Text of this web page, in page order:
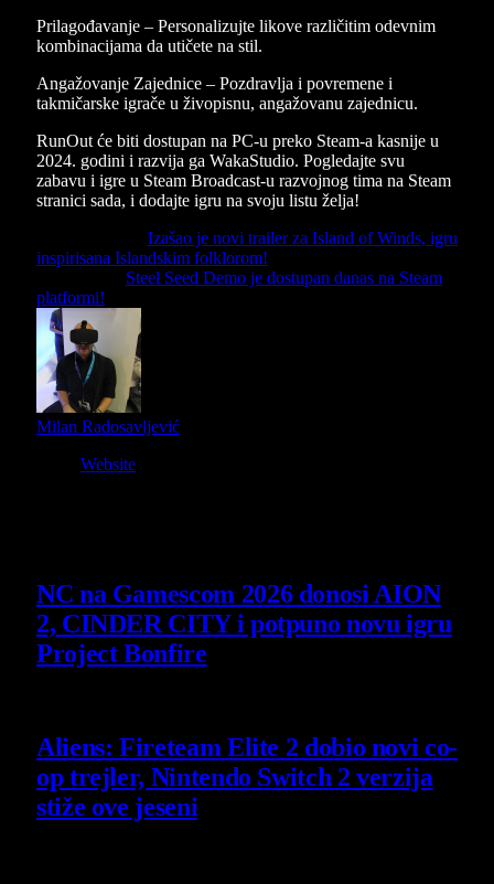
Prilagođavanje – Personalizujte likove različitim odevnim
kombinacijama da utičete na stil.
Angažovanje Zajednice – Pozdravlja i povremene i
takmičarske igrače u živopisnu, angažovanu zajednicu.
RunOut će biti dostupan na PC-u preko Steam-a kasnije u
2024. godini i razvija ga WakaStudio. Pogledajte svu
zabavu i igre u Steam Broadcast-u razvojnog tima na Steam
stranici sada, i dodajte igru na svoju listu želja!
Izašao je novi trailer za Island of Winds, igru
inspirisana Islandskim folklorom!
Steel Seed Demo je dostupan danas na Steam
platformi!
Milan Radosavljević
Website
NC na Gamescom 2026 donosi AION
2, CINDER CITY i potpuno novu igru
Project Bonfire
Aliens: Fireteam Elite 2 dobio novi co-
op trejler, Nintendo Switch 2 verzija
stiže ove jeseni